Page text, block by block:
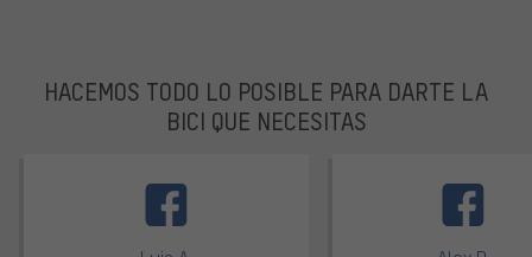
HACEMOS TODO LO POSIBLE PARA DARTE LA
BICI QUE NECESITAS